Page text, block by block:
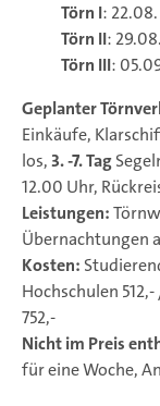
Törn I:
Törn II:
Törn III:
Geplanter
Einkäufe,
los,3. -7. Tag
12.00 Uhr,
Leistungen:
Übernachtungen
Kosten:
Hochschulen
752,-
Nicht im Preis
für eine Woche,